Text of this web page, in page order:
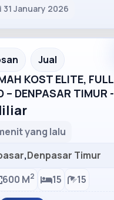
31 January 2026
Jual
KOST ELITE, FULL
– DENPASAR TIMUR
yang lalu
,Denpasar Timur
600 M2 15 15